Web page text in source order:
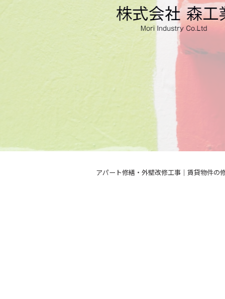
アパート修繕・外壁改修工事｜賃貸物件の